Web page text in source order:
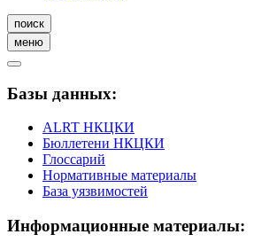
поиск
меню
Базы данных:
ALRT НКЦКИ
Бюллетени НКЦКИ
Глоссарий
Нормативные материалы
База уязвимостей
Информационные материалы: